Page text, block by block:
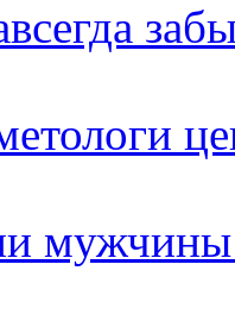
мужчины